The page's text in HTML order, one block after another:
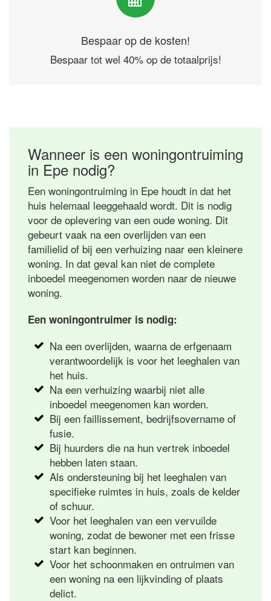
Bespaar op de kosten!
Bespaar tot wel 40% op de totaalprijs!
Wanneer is een woningontruiming
in Epe nodig?
Een woningontruiming in Epe houdt in dat het
huis helemaal leeggehaald wordt. Dit is nodig
voor de oplevering van een oude woning. Dit
gebeurt vaak na een overlijden van een
familielid of bij een verhuizing naar een kleinere
woning. In dat geval kan niet de complete
inboedel meegenomen worden naar de nieuwe
woning.
Een woningontruimer is nodig:
Na een overlijden, waarna de erfgenaam
verantwoordelijk is voor het leeghalen van
het huis.
Na een verhuizing waarbij niet alle
inboedel meegenomen kan worden.
Bij een faillissement, bedrijfsovername of
fusie.
Bij huurders die na hun vertrek inboedel
hebben laten staan.
Als ondersteuning bij het leeghalen van
specifieke ruimtes in huis, zoals de kelder
of schuur.
Voor het leeghalen van een vervuilde
woning, zodat de bewoner met een frisse
start kan beginnen.
Voor het schoonmaken en ontruimen van
een woning na een lijkvinding of plaats
delict.